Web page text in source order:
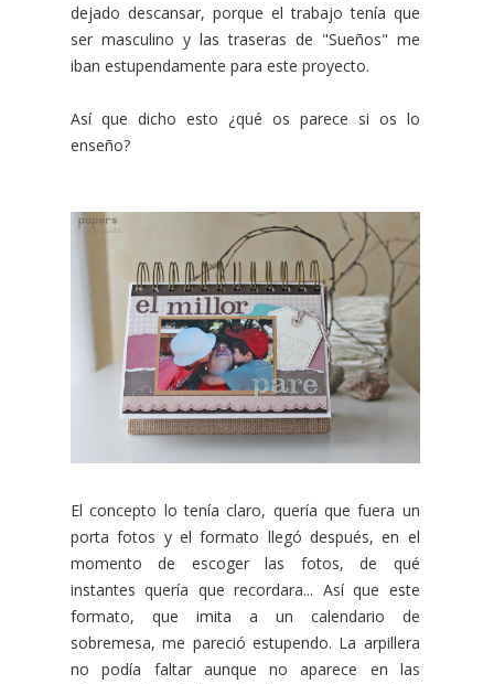
dejado descansar, porque el trabajo tenía que
ser masculino y las traseras de "Sueños" me
iban estupendamente para este proyecto.
Así que dicho esto ¿qué os parece si os lo
enseño?
El concepto lo tenía claro, quería que fuera un
porta fotos y el formato llegó después, en el
momento de escoger las fotos, de qué
instantes quería que recordara... Así que este
formato, que imita a un calendario de
sobremesa, me pareció estupendo. La arpillera
no podía faltar aunque no aparece en las